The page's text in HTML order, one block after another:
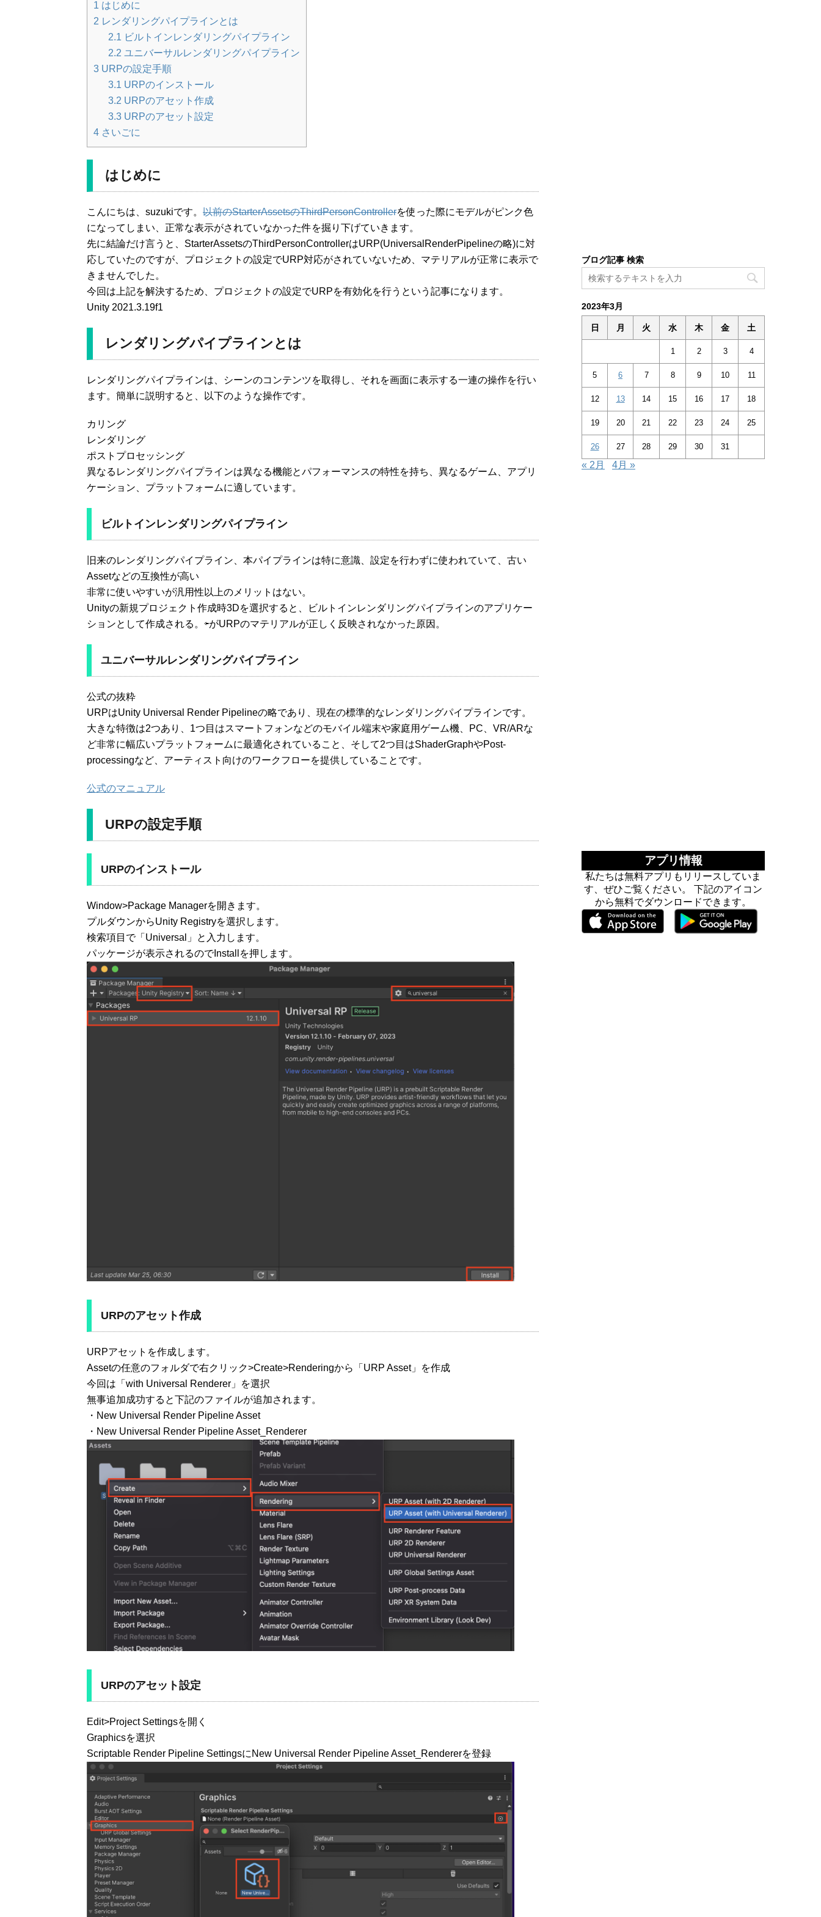
1 はじめに
2 レンダリングパイプラインとは
2.1 ビルトインレンダリングパイプライン
2.2 ユニバーサルレンダリングパイプライン
3 URPの設定手順
3.1 URPのインストール
3.2 URPのアセット作成
3.3 URPのアセット設定
4 さいごに
はじめに
こんにちは、suzukiです。 以前のStarterAssetsのThirdPersonControllerを使った際にモデルがピンク色
になってしまい、正常な表示がされていなかった件を掘り下げていきます。
先に結論だけ言うと、StarterAssetsのThirdPersonControllerはURP(UniversalRenderPipelineの略)に対
応していたのですが、プロジェクトの設定でURP対応がされていないため、マテリアルが正常に表示で
きませんでした。
今回は上記を解決するため、プロジェクトの設定でURPを有効化を行うという記事になります。
Unity 2021.3.19f1
レンダリングパイプラインとは
レンダリングパイプラインは、シーンのコンテンツを取得し、それを画面に表示する一連の操作を行い
ます。簡単に説明すると、以下のような操作です。
カリング
レンダリング
ポストプロセッシング
異なるレンダリングパイプラインは異なる機能とパフォーマンスの特性を持ち、異なるゲーム、アプリ
ケーション、プラットフォームに適しています。
ビルトインレンダリングパイプライン
旧来のレンダリングパイプライン、本パイプラインは特に意識、設定を行わずに使われていて、古い
Assetなどの互換性が高い
非常に使いやすいが汎用性以上のメリットはない。
Unityの新規プロジェクト作成時3Dを選択すると、ビルトインレンダリングパイプラインのアプリケー
ションとして作成される。⇦がURPのマテリアルが正しく反映されなかった原因。
ユニバーサルレンダリングパイプライン
公式の抜粋
URPはUnity Universal Render Pipelineの略であり、現在の標準的なレンダリングパイプラインです。
大きな特徴は2つあり、1つ目はスマートフォンなどのモバイル端末や家庭用ゲーム機、PC、VR/ARな
ど非常に幅広いプラットフォームに最適化されていること、そして2つ目はShaderGraphやPost-
processingなど、アーティスト向けのワークフローを提供していることです。
公式のマニュアル
URPの設定手順
URPのインストール
Window>Package Managerを開きます。
プルダウンからUnity Registryを選択します。
検索項目で「Universal」と入力します。
パッケージが表示されるのでInstallを押します。
URPのアセット作成
URPアセットを作成します。
Assetの任意のフォルダで右クリック>Create>Renderingから「URP Asset」を作成
今回は「with Universal Renderer」を選択
無事追加成功すると下記のファイルが追加されます。
・New Universal Render Pipeline Asset
・New Universal Render Pipeline Asset_Renderer
URPのアセット設定
Edit>Project Settingsを開く
Graphicsを選択
Scriptable Render Pipeline SettingsにNew Universal Render Pipeline Asset_Rendererを登録
ブログ記事 検索
2023年3月
日 月 火 水 木 金 土
1 2 3 4
5 6 7 8 9 10 11
12 13 14 15 16 17 18
19 20 21 22 23 24 25
26 27 28 29 30 31
« 2月 4月 »
アプリ情報
私たちは無料アプリもリリースしていま
す、ぜひご覧ください。 下記のアイコン
から無料でダウンロードできます。